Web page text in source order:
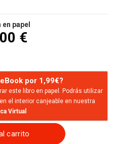
en papel
€
por 1,99€?
este libro en papel. Podrás utilizar
el interior canjeable en nuestra
Virtual
carrito